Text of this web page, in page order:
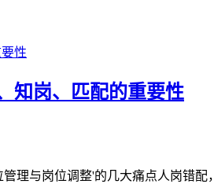
知岗、匹配的重要性
理与岗位调整'的几大痛点人岗错配